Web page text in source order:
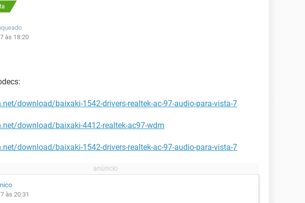
às 18:20
download/baixaki-1542-drivers-realtek-ac-97-audio-para-vista-7
download/baixaki-4412-realtek-ac97-wdm
download/baixaki-1542-drivers-realtek-ac-97-audio-para-vista-7
às 20:31